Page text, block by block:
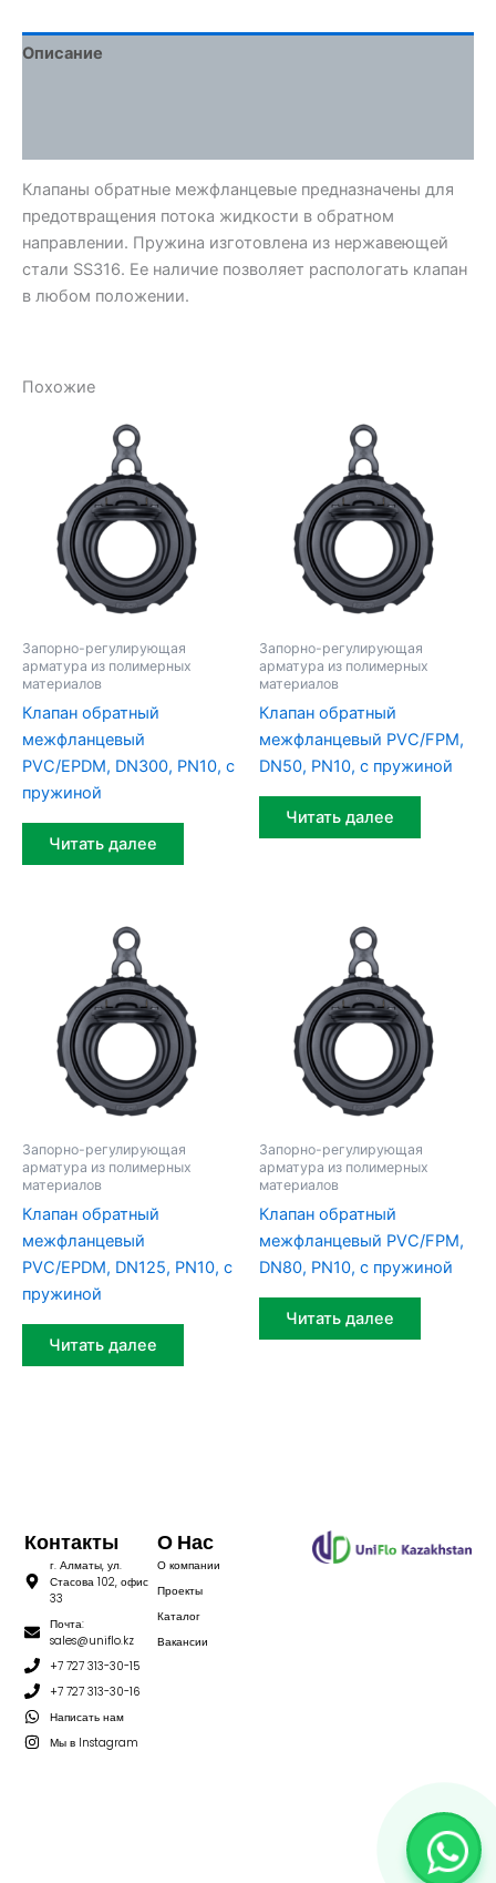
Описание
Клапаны обратные межфланцевые предназначены для
предотвращения потока жидкости в обратном
направлении. Пружина изготовлена из нержавеющей
стали SS316. Ее наличие позволяет распологать клапан
в любом положении.
Похожие
Запорно-регулирующая
арматура из полимерных
материалов
Клапан обратный
межфланцевый
PVC/EPDM, DN300, PN10, с
пружиной
Читать далее
Запорно-регулирующая
арматура из полимерных
материалов
Клапан обратный
межфланцевый PVC/FPM,
DN50, PN10, с пружиной
Читать далее
Запорно-регулирующая
арматура из полимерных
материалов
Клапан обратный
межфланцевый
PVC/EPDM, DN125, PN10, с
пружиной
Читать далее
Запорно-регулирующая
арматура из полимерных
материалов
Клапан обратный
межфланцевый PVC/FPM,
DN80, PN10, с пружиной
Читать далее
О Нас
О компании
Проекты
Каталог
Вакансии
Контакты
г. Алматы, ул.
Стасова 102, офис
33
Почта:
sales@uniflo.kz
+7 727 313-30-15
+7 727 313-30-16
Написать нам
Мы в Instagram